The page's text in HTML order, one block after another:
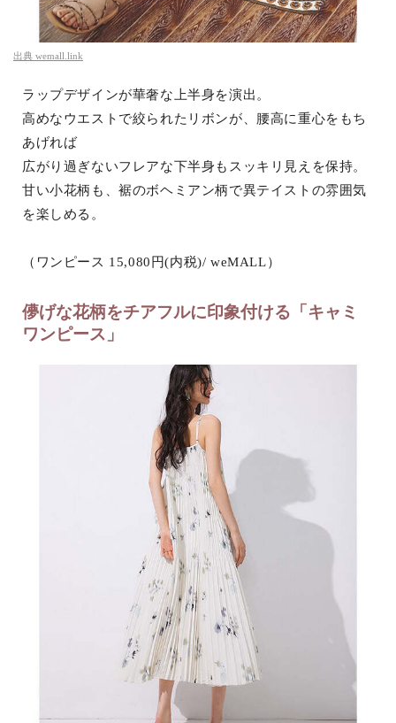
出典 wemall.link
ラップデザインが華奢な上半身を演出。
高めなウエストで絞られたリボンが、腰高に重心をもち
あげれば
広がり過ぎないフレアな下半身もスッキリ見えを保持。
甘い小花柄も、裾のボヘミアン柄で異テイストの雰囲気
を楽しめる。
（ワンピース 15,080円(内税)/ weMALL）
儚げな花柄をチアフルに印象付ける「キャミ
ワンピース」